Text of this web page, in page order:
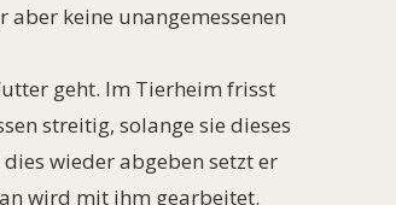
aber keine unangemessenen
geht. Im Tierheim frisst
streitig, solange sie dieses
wieder abgeben setzt er
wird mit ihm gearbeitet.